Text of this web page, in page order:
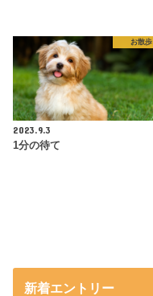
お散歩
2023.9.3
1分の待て
新着エントリー